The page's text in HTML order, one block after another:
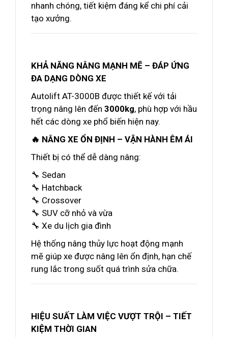
nhanh chóng, tiết kiệm đáng kể chi phí cải
tạo xưởng.
KHẢ NĂNG NÂNG MẠNH MẼ – ĐÁP ỨNG
ĐA DẠNG DÒNG XE
Autolift AT-3000B được thiết kế với tải
trọng nâng lên đến 3000kg, phù hợp với hầu
hết các dòng xe phổ biến hiện nay.
🔥 NÂNG XE ỔN ĐỊNH – VẬN HÀNH ÊM ÁI
Thiết bị có thể dễ dàng nâng:
🔧 Sedan
🔧 Hatchback
🔧 Crossover
🔧 SUV cỡ nhỏ và vừa
🔧 Xe du lịch gia đình
Hệ thống nâng thủy lực hoạt động mạnh
mẽ giúp xe được nâng lên ổn định, hạn chế
rung lắc trong suốt quá trình sửa chữa.
HIỆU SUẤT LÀM VIỆC VƯỢT TRỘI – TIẾT
KIỆM THỜI GIAN